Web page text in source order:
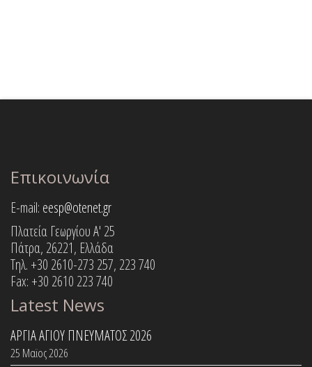
Επικοινωνία
E-mail: eesp@otenet.gr
Πλατεία Γεωργίου Α' 25
Πάτρα, 26221, Ελλάδα
Τηλ. +30 2610-273 257, 223 740
Fax: +30 2610 223 740
Latest News
ΑΡΓΙΑ ΑΓΙΟΥ ΠΝΕΥΜΑΤΟΣ 2026
25 Μαϊος 2026